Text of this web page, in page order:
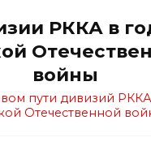
РККА в
войны
пути дивизий
Отечественной